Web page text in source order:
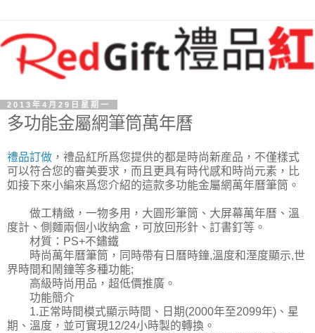
2013年4月29日星期一
多功能金屬網筆筒萬年曆
禮品訂做 ，禮品紅所爲您提供的都是時尚新産品，不僅樣式
可以符合您的審美要求，而且更具有時代感和時尚元素，比
如接下來小編來爲您介紹的這款多功能金屬網萬年曆筆筒。
做工精緻，一物多用，大圓形筆筒、大屏幕萬年曆、溫
度計、側麵兩個小收納盒，可放回形針、訂書釘等。
材質：PS+不鏽鐵
時尚萬年曆筆筒，同時帶有日曆時鐘,溫度和溼度顯示,世
界時間和鬧鐘等多種功能;
高級時尚用品，超低價推廣。
功能簡介
1.正常時間模式顯示時間、日期(2000年至2099年)、星
期、溫度，並可實現12/24小時製的轉換。